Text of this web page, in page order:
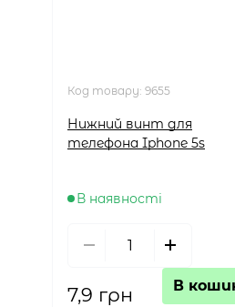
Код товару: 9655
Нижний винт для
телефона Iphone 5s
В наявності
7,9 грн В